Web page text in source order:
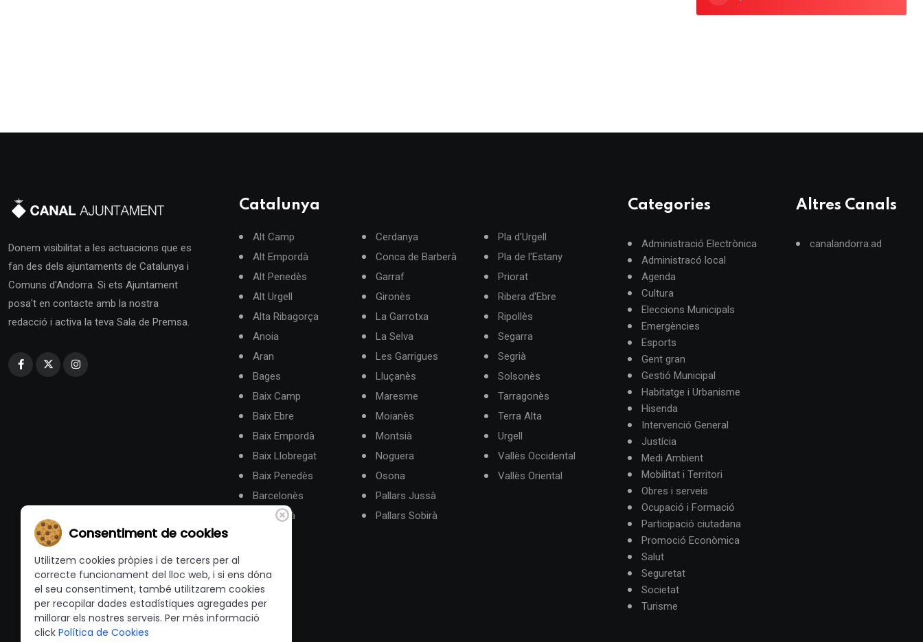
Donem visibilitat a les actuacions que es
fan des dels ajuntaments de Catalunya i
Comuns d'Andorra. Si ets Ajuntament
posa't en contacte amb la nostra
redacció i activa la teva Sala de Premsa.
Catalunya
Alt Camp
Alt Empordà
Alt Penedès
Alt Urgell
Alta Ribagorça
Anoia
Aran
Bages
Baix Camp
Baix Ebre
Baix Empordà
Baix Llobregat
Baix Penedès
Barcelonès
Berguedà
Cerdanya
Conca de Barberà
Garraf
Gironès
La Garrotxa
La Selva
Les Garrigues
Lluçanès
Maresme
Moianès
Montsià
Noguera
Osona
Pallars Jussà
Pallars Sobirà
Pla d'Urgell
Pla de l'Estany
Priorat
Ribera d'Ebre
Ripollès
Segarra
Segrià
Solsonès
Tarragonès
Terra Alta
Urgell
Vallès Occidental
Vallès Oriental
Categories
Administració Electrònica
Administracó local
Agenda
Cultura
Eleccions Municipals
Emergències
Esports
Gent gran
Gestió Municipal
Habitatge i Urbanisme
Hisenda
Intervenció General
Justícia
Medi Ambient
Mobilitat i Territori
Obres i serveis
Ocupació i Formació
Participació ciutadana
Promoció Econòmica
Salut
Seguretat
Societat
Turisme
Altres Canals
canalandorra.ad
Consentiment de cookies
Utilitzem cookies pròpies i de tercers per al
correcte funcionament del lloc web, i si ens dóna
el seu consentiment, també utilitzarem cookies
per recopilar dades estadístiques agregades per
millorar els nostres serveis. Per més informació
click Política de Cookies